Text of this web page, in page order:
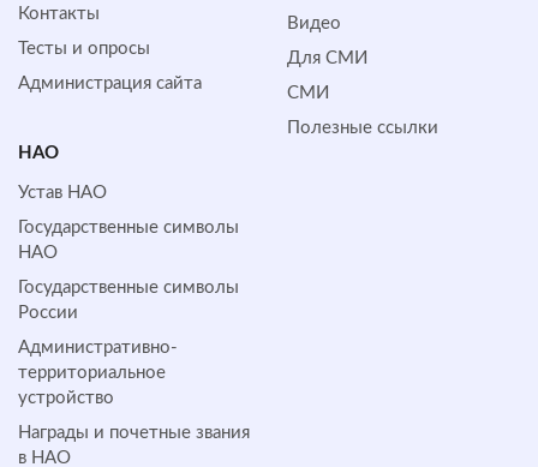
Контакты
Тесты и опросы
Администрация сайта
Видео
Для СМИ
СМИ
Полезные ссылки
НАО
Устав НАО
Государственные символы
НАО
Государственные символы
России
Административно-
территориальное
устройство
Награды и почетные звания
в НАО